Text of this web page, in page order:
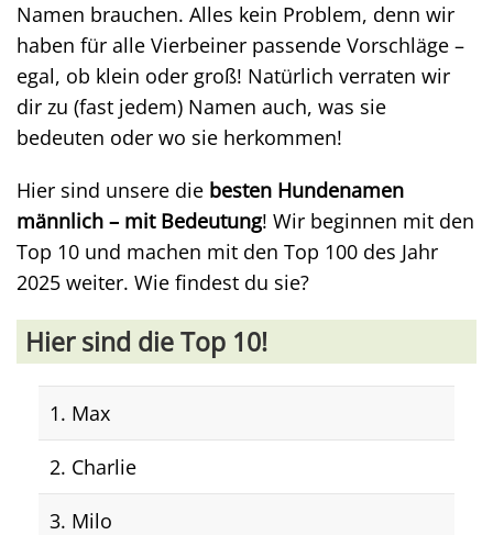
Namen brauchen. Alles kein Problem, denn wir
haben für alle Vierbeiner passende Vorschläge –
egal, ob klein oder groß! Natürlich verraten wir
dir zu (fast jedem) Namen auch, was sie
bedeuten oder wo sie herkommen!
Hier sind unsere die besten Hundenamen
männlich – mit Bedeutung! Wir beginnen mit den
Top 10 und machen mit den Top 100 des Jahr
2025 weiter. Wie findest du sie?
Hier sind die Top 10!
1. Max
2. Charlie
3. Milo